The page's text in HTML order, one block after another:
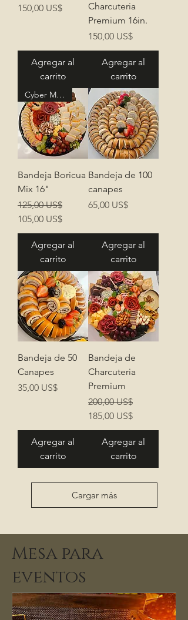
Precio
150,00 US$
Agregar al
carrito
Charcuteria
Premium 16in.
Precio
150,00 US$
Agregar al
carrito
Cyber Monday
Bandeja Boricua
Mix 16"
Precio
125,00 US$
Precio de oferta
105,00 US$
Agregar al
carrito
Bandeja de 100
canapes
Precio
65,00 US$
Agregar al
carrito
Bandeja de 50
Canapes
Precio
35,00 US$
Agregar al
carrito
Bandeja de
Charcuteria
Premium
Precio
200,00 US$
Precio de oferta
185,00 US$
Agregar al
carrito
Cargar más
Mesa para
eventos